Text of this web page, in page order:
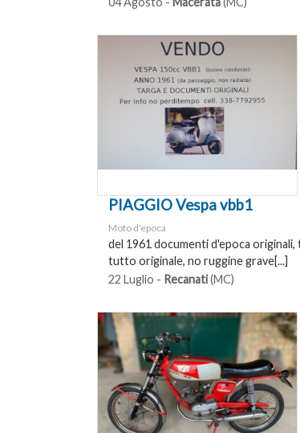
PIAGGIO Vespa vbb1
Moto d'epoca
del 1961 documenti d'epoca originali,
tutto originale, no ruggine grave[...]
22 Luglio - Recanati(MC)